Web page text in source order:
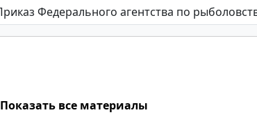
Показать все материалы